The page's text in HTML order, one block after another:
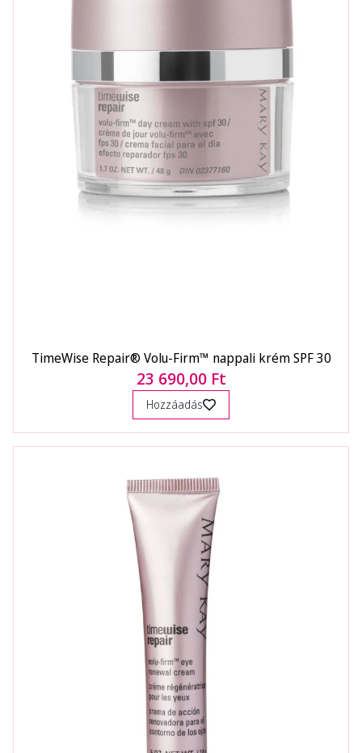
TimeWise Repair® Volu-Firm™ nappali krém SPF 30
23 690,00 Ft
Hozzáadás